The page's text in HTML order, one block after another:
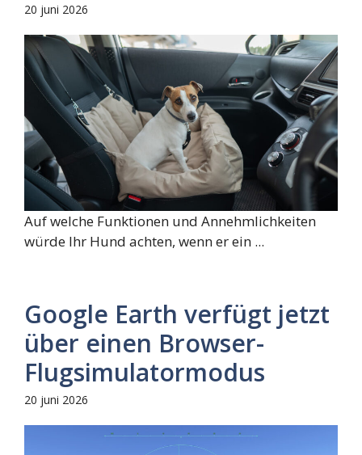
20 juni 2026
Auf welche Funktionen und Annehmlichkeiten
würde Ihr Hund achten, wenn er ein ...
Google Earth verfügt jetzt
über einen Browser-
Flugsimulatormodus
20 juni 2026